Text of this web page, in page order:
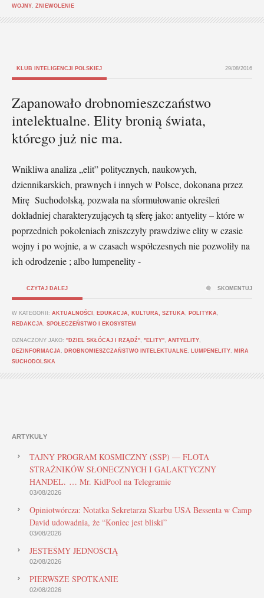
WOJNY ZNIEWOLENIE
KLUB INTELIGENCJI POLSKIEJ 29/08/2016
Zapanowało drobnomieszczaństwo
intelektualne. Elity bronią świata,
którego już nie ma.
Wnikliwa analiza „elit” politycznych, naukowych,
dziennikarskich, prawnych i innych w Polsce, dokonana przez
Mirę Suchodolską, pozwala na sformułowanie określeń
dokładniej charakteryzujących tą sferę jako: antyelity – które w
poprzednich pokoleniach zniszczyły prawdziwe elity w czasie
wojny i po wojnie, a w czasach współczesnych nie pozwoliły na
ich odrodzenie ; albo lumpenelity -
CZYTAJ DALEJ
W KATEGORII: AKTUALNOŚCI EDUKACJA, KULTURA, SZTUKA POLITYKA
REDAKCJA
SPOŁECZEŃSTWO I EKOSYSTEM
OZNACZONY JAKO: "DZIEL SKŁÓCAJ I RZĄDŹ" "ELITY" ANTYELITY
DEZINFORMACJA
DROBNOMIESZCZAŃSTWO INTELEKTUALNE LUMPENELITY
MIRA
SUCHODOLSKA
SKOMENTUJ
ARTYKUŁY
TAJNY PROGRAM KOSMICZNY (SSP) — FLOTA
STRAŻNIKÓW SŁONECZNYCH I GALAKTYCZNY
HANDEL. … Mr. KidPool na Telegramie
03/08/2026
Opiniotwórcza: Notatka Sekretarza Skarbu USA Bessenta w Camp
David udowadnia, że “Koniec jest bliski”
03/08/2026
JESTEŚMY JEDNOŚCIĄ
02/08/2026
PIERWSZE SPOTKANIE
02/08/2026